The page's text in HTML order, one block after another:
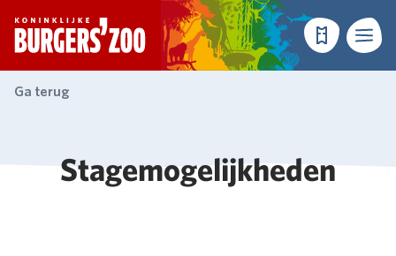
- Homepagina
TicketsMenu
Ga terug
Stagemogelijkheden